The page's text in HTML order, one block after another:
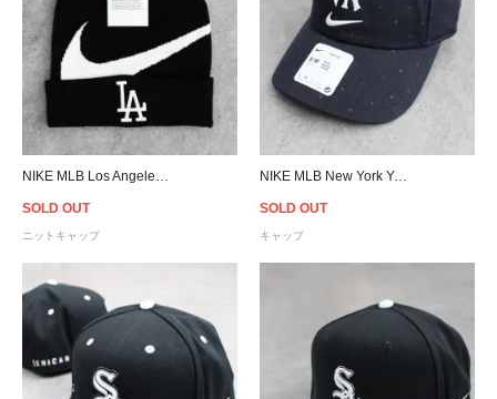
SOLD OUT
ニットキャップ
NIKE MLB New York Yankees Strapback Cap - Navy
SOLD OUT
キャップ